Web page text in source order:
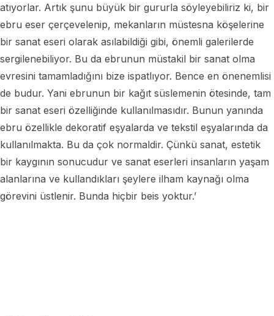
atıyorlar. Artık şunu büyük bir gururla söyleyebiliriz ki, bir
ebru eser çerçevelenip, mekanların müstesna köşelerine
bir sanat eseri olarak asılabildiği gibi, önemli galerilerde
sergilenebiliyor. Bu da ebrunun müstakil bir sanat olma
evresini tamamladığını bize ispatlıyor. Bence en önenemlisi
de budur. Yani ebrunun bir kağıt süslemenin ötesinde, tam
bir sanat eseri özelliğinde kullanılmasıdır. Bunun yanında
ebru özellikle dekoratif eşyalarda ve tekstil eşyalarında da
kullanılmakta. Bu da çok normaldir. Çünkü sanat, estetik
bir kaygının sonucudur ve sanat eserleri insanların yaşam
alanlarına ve kullandıkları şeylere ilham kaynağı olma
görevini üstlenir. Bunda hiçbir beis yoktur.’